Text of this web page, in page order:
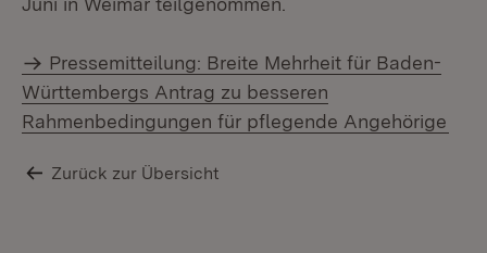
Pressemitteilung: Breite Mehrheit für Baden-
Württembergs Antrag zu besseren
Rahmenbedingungen für pflegende Angehörige
Zurück zur Übersicht